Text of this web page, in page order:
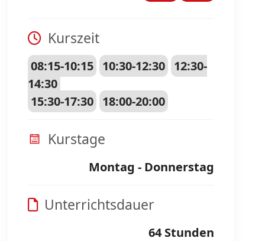
Kurszeit
08:15-10:15 10:30-12:30
12:30-
14:30
15:30-17:30
18:00-20:00
Kurstage
Montag - Donnerstag
Unterrichtsdauer
64 Stunden